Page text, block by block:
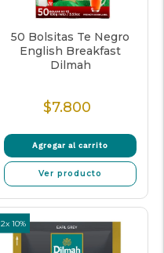
50 Bolsitas Te Negro
English Breakfast
Dilmah
Precio
$7.800
Agregar al carrito
Ver producto
2x 10%